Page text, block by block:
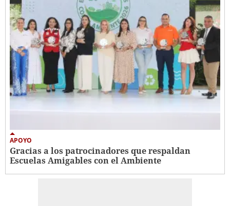
APOYO
Gracias a los patrocinadores que respaldan
Escuelas Amigables con el Ambiente